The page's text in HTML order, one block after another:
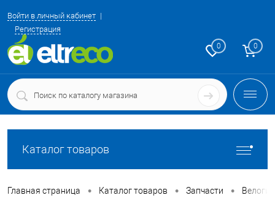
Войти в личный кабинет
Регистрация
0 0
Каталог товаров
Главная страница • Каталог товаров • Запчасти •